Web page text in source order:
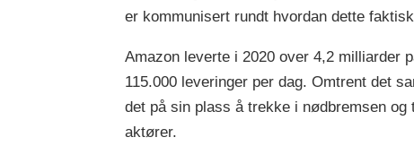
er kommunisert rundt hvordan dette
Amazon leverte i 2020 over 4,2 milliarder
115.000 leveringer per dag. Omtrent det
det på sin plass å trekke i nødbremsen
aktører.